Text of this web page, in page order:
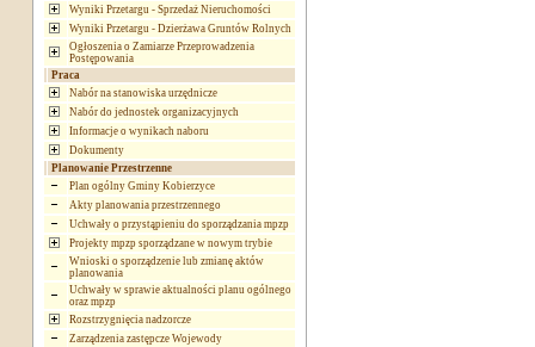
Wyniki Przetargu - Sprzedaż Nieruchomości
Wyniki Przetargu - Dzierżawa Gruntów Rolnych
Ogłoszenia o Zamiarze Przeprowadzenia
Postępowania
Praca
Nabór na stanowiska urzędnicze
Nabór do jednostek organizacyjnych
Informacje o wynikach naboru
Dokumenty
Planowanie Przestrzenne
Plan ogólny Gminy Kobierzyce
Akty planowania przestrzennego
Uchwały o przystąpieniu do sporządzania mpzp
Projekty mpzp sporządzane w nowym trybie
Wnioski o sporządzenie lub zmianę aktów
planowania
Uchwały w sprawie aktualności planu ogólnego
oraz mpzp
Rozstrzygnięcia nadzorcze
Zarządzenia zastępcze Wojewody